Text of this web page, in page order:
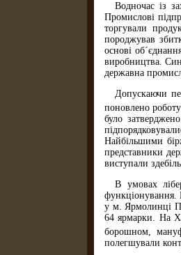
Водночас із
Промислові
торгували
породжував
основі
виробництва.
державна
Допускаючи
поновлено
було
Найбільшими
представники
виступали
В умовах
функціонування.
у м. Ярмолинці
64 ярмарки. На
борошном,
полегшували